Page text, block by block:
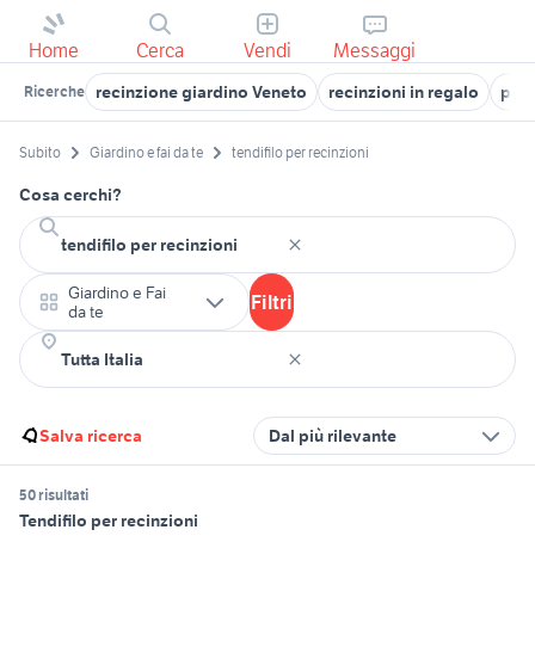
Home Cerca Vendi Messaggi
Ricerche recinzione giardino Veneto recinzioni in regalo
Subito Giardino e fai da te tendifilo per recinzioni
Cosa cerchi?
Giardino e Fai
da te
Filtri
Salva ricerca Dal più rilevante
50 risultati
Tendifilo per recinzioni